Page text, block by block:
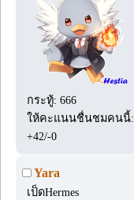
กระทู้: 666
ให้คะแนนชื่นชมคนนี้:
+42/-0
Yara
เป็ดHermes